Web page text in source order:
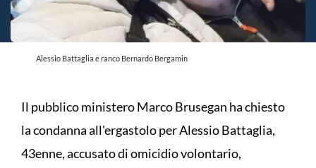
Alessio Battaglia e ranco Bernardo Bergamin
Il pubblico ministero Marco Brusegan ha chiesto
la condanna all'ergastolo per Alessio Battaglia,
43enne, accusato di omicidio volontario,